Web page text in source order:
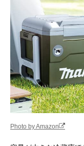
Photo by Amazon